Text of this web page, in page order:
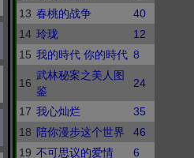
13 春桃的战争
40
14 玲珑
12
15 我的時代 你的時代 8
16
武林秘案之美人图
鉴
24
17 我心灿烂
35
18 陪你漫步这个世界
46
19 不可思议的爱情
6